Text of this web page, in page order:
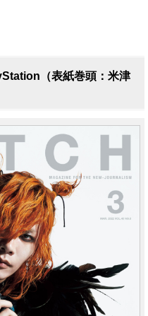
（表紙巻頭：米津